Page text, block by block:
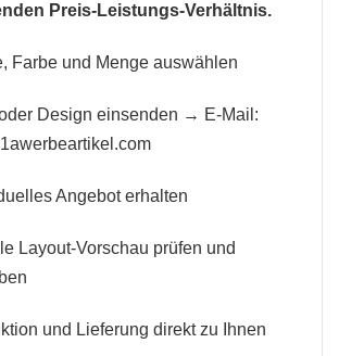
Preis-Leistungs-Verhältnis.
Farbe und Menge auswählen
Design einsenden → E-Mail:
Angebot erhalten
Layout-Vorschau prüfen und
und Lieferung direkt zu Ihnen